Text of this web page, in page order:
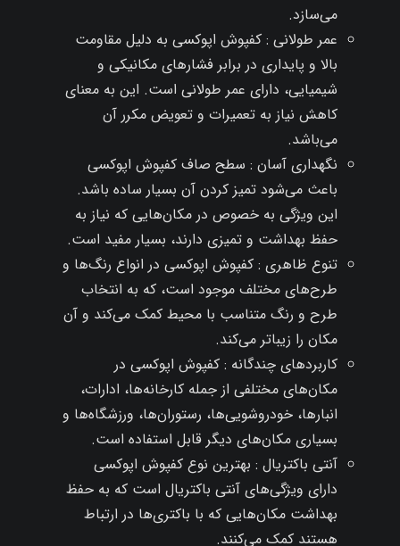
می‌سازد.
عمر طولانی : کفپوش اپوکسی به دلیل مقاومت
بالا و پایداری در برابر فشارهای مکانیکی و
شیمیایی، دارای عمر طولانی است. این به معنای
کاهش نیاز به تعمیرات و تعویض مکرر آن
می‌باشد.
نگهداری آسان : سطح صاف کفپوش اپوکسی
باعث می‌شود تمیز کردن آن بسیار ساده باشد.
این ویژگی به خصوص در مکان‌هایی که نیاز به
حفظ بهداشت و تمیزی دارند، بسیار مفید است.
تنوع ظاهری : کفپوش اپوکسی در انواع رنگ‌ها و
طرح‌های مختلف موجود است، که به انتخاب
طرح و رنگ متناسب با محیط کمک می‌کند و آن
مکان را زیباتر می‌کند.
کاربردهای چندگانه : کفپوش اپوکسی در
مکان‌های مختلفی از جمله کارخانه‌ها، ادارات،
انبارها، خودروشویی‌ها، رستوران‌ها، ورزشگاه‌ها و
بسیاری مکان‌های دیگر قابل استفاده است.
آنتی ‌باکتریال : بهترین نوع کفپوش اپوکسی
دارای ویژگی‌های آنتی‌ باکتریال است که به حفظ
بهداشت مکان‌هایی که با باکتری‌ها در ارتباط
هستند کمک می‌کنند.